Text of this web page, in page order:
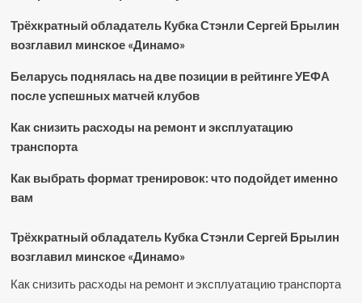
Трёхкратный обладатель Кубка Стэнли Сергей Брылин
возглавил минское «Динамо»
Беларусь поднялась на две позиции в рейтинге УЕФА
после успешных матчей клубов
Как снизить расходы на ремонт и эксплуатацию
транспорта
Как выбрать формат тренировок: что подойдет именно
вам
Трёхкратный обладатель Кубка Стэнли Сергей Брылин
возглавил минское «Динамо»
Как снизить расходы на ремонт и эксплуатацию транспорта